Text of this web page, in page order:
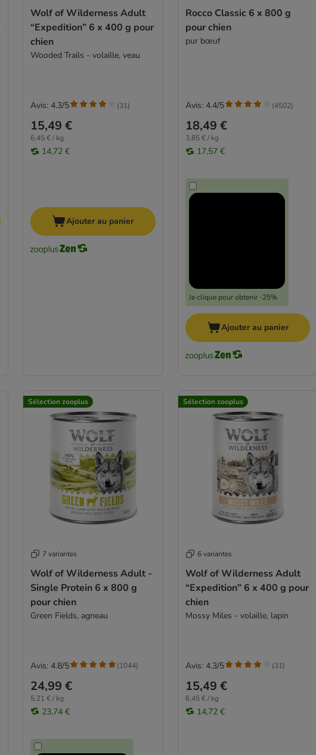
Wolf of Wilderness Adult
“Expedition” 6 x 400 g pour
chien
Wooded Trails - volaille, veau
15,49 €
6,45 € / kg
14,72 €
Avis: 4.3/5 (31)
Ajouter au panier
Rocco Classic 6 x 800 g
pour chien
pur bœuf
18,49 €
3,85 € / kg
17,57 €
Je clique pour obtenir -25%
Avis: 4.4/5 (4502)
Ajouter au panier
Sélection zooplus
7 variantes
Wolf of Wilderness Adult -
Single Protein 6 x 800 g
pour chien
Green Fields, agneau
24,99 €
5,21 € / kg
23,74 €
Avis: 4.8/5 (1044)
Sélection zooplus
6 variantes
Wolf of Wilderness Adult
“Expedition” 6 x 400 g pour
chien
Mossy Miles - volaille, lapin
15,49 €
6,45 € / kg
14,72 €
Avis: 4.3/5 (31)